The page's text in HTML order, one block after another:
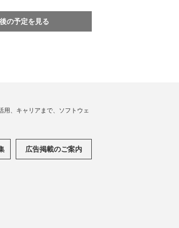
の予定を見る
用、キャリアまで、ソフトウェ
広告掲載のご案内